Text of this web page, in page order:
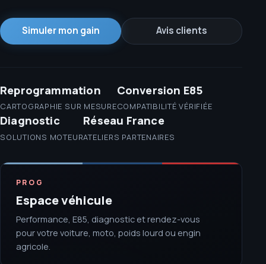
Simuler mon gain Avis clients
Reprogrammation
CARTOGRAPHIE SUR MESURE
Conversion E85
COMPATIBILITÉ VÉRIFIÉE
Diagnostic
SOLUTIONS MOTEUR
Réseau France
ATELIERS PARTENAIRES
PROG
Espace véhicule
Performance, E85, diagnostic et rendez-vous
pour votre voiture, moto, poids lourd ou engin
agricole.